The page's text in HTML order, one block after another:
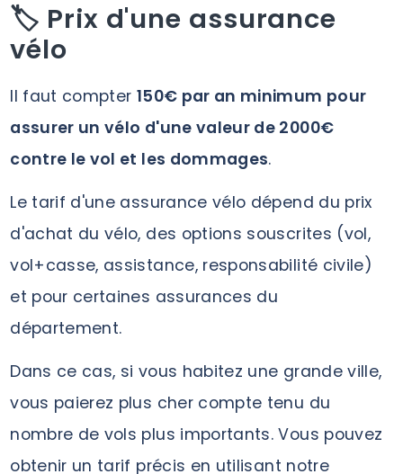
🏷️ Prix d'une assurance
vélo
Il faut compter 150€ par an minimum pour
assurer un vélo d'une valeur de 2000€
contre le vol et les dommages.
Le tarif d'une assurance vélo dépend du prix
d'achat du vélo, des options souscrites (vol,
vol+casse, assistance, responsabilité civile)
et pour certaines assurances du
département.
Dans ce cas, si vous habitez une grande ville,
vous paierez plus cher compte tenu du
nombre de vols plus importants. Vous pouvez
obtenir un tarif précis en utilisant notre